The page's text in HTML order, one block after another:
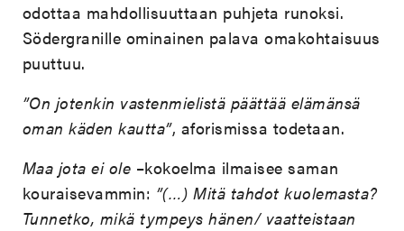
odottaa mahdollisuuttaan puhjeta runoksi.
Södergranille ominainen palava omakohtaisuus
puuttuu.
”On jotenkin vastenmielistä päättää elämänsä
oman käden kautta”, aforismissa todetaan.
Maa jota ei ole –kokoelma ilmaisee saman
kouraisevammin: ”(…) Mitä tahdot kuolemasta?
Tunnetko, mikä tympeys hänen/ vaatteistaan